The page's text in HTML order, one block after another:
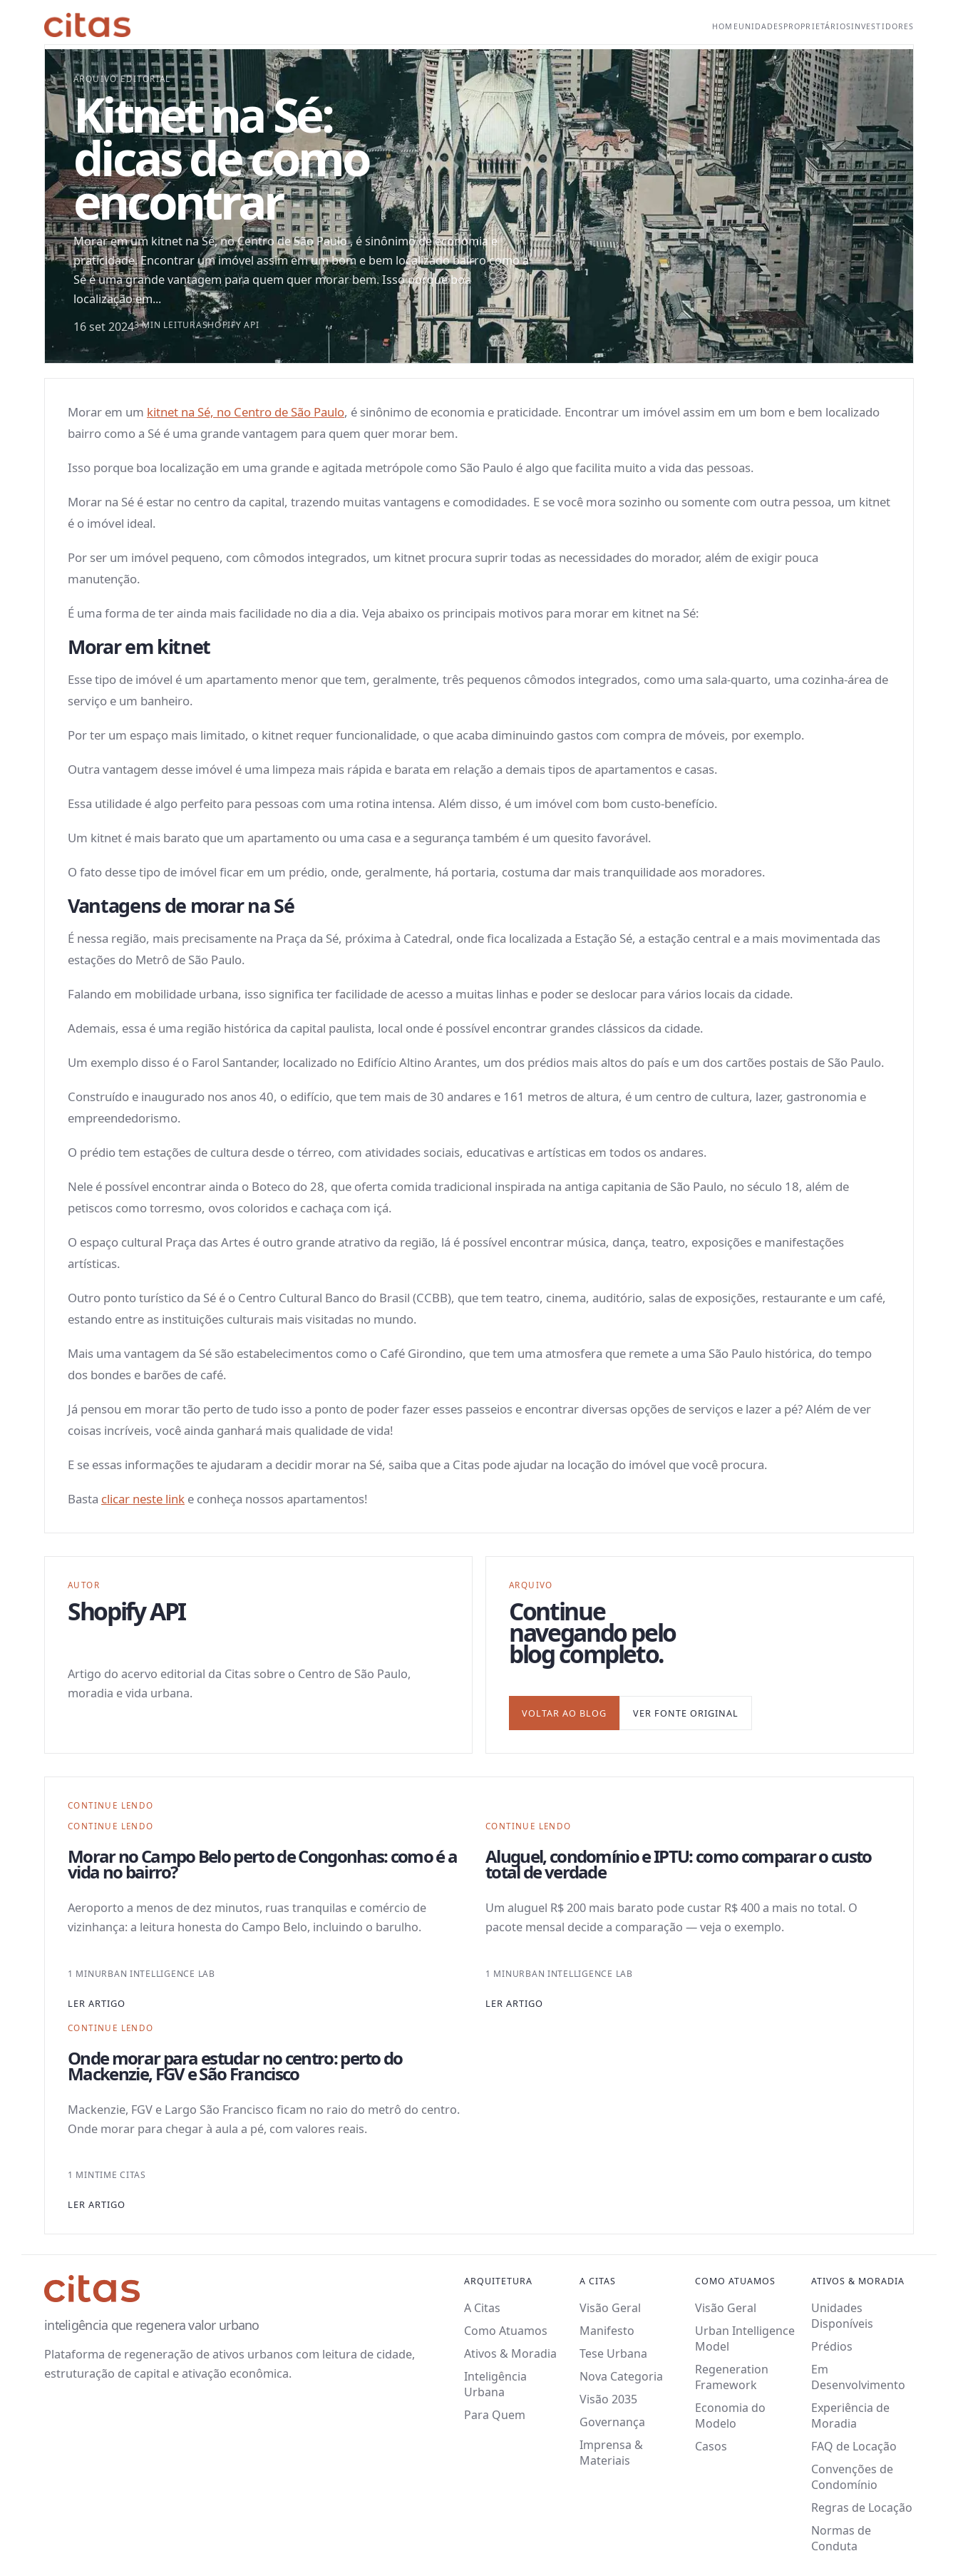
HOMEUNIDADESPROPRIETÁRIOSINVESTIDORES
ARQUIVO EDITORIAL
Kitnet na Sé:
dicas de como
encontrar
Morar em um kitnet na Sé, no Centro de São Paulo , é sinônimo de economia e
praticidade. Encontrar um imóvel assim em um bom e bem localizado bairro como a
Sé é uma grande vantagem para quem quer morar bem. Isso porque boa
localização em...
16 set 20243 MIN LEITURASHOPIFY API
Morar em um kitnet na Sé, no Centro de São Paulo, é sinônimo de economia e praticidade. Encontrar um imóvel assim em um bom e bem localizado
bairro como a Sé é uma grande vantagem para quem quer morar bem.
Isso porque boa localização em uma grande e agitada metrópole como São Paulo é algo que facilita muito a vida das pessoas.
Morar na Sé é estar no centro da capital, trazendo muitas vantagens e comodidades. E se você mora sozinho ou somente com outra pessoa, um kitnet
é o imóvel ideal.
Por ser um imóvel pequeno, com cômodos integrados, um kitnet procura suprir todas as necessidades do morador, além de exigir pouca
manutenção.
É uma forma de ter ainda mais facilidade no dia a dia. Veja abaixo os principais motivos para morar em kitnet na Sé:
Morar em kitnet
Esse tipo de imóvel é um apartamento menor que tem, geralmente, três pequenos cômodos integrados, como uma sala-quarto, uma cozinha-área de
serviço e um banheiro.
Por ter um espaço mais limitado, o kitnet requer funcionalidade, o que acaba diminuindo gastos com compra de móveis, por exemplo.
Outra vantagem desse imóvel é uma limpeza mais rápida e barata em relação a demais tipos de apartamentos e casas.
Essa utilidade é algo perfeito para pessoas com uma rotina intensa. Além disso, é um imóvel com bom custo-benefício.
Um kitnet é mais barato que um apartamento ou uma casa e a segurança também é um quesito favorável.
O fato desse tipo de imóvel ficar em um prédio, onde, geralmente, há portaria, costuma dar mais tranquilidade aos moradores.
Vantagens de morar na Sé
É nessa região, mais precisamente na Praça da Sé, próxima à Catedral, onde fica localizada a Estação Sé, a estação central e a mais movimentada das
estações do Metrô de São Paulo.
Falando em mobilidade urbana, isso significa ter facilidade de acesso a muitas linhas e poder se deslocar para vários locais da cidade.
Ademais, essa é uma região histórica da capital paulista, local onde é possível encontrar grandes clássicos da cidade.
Um exemplo disso é o Farol Santander, localizado no Edifício Altino Arantes, um dos prédios mais altos do país e um dos cartões postais de São Paulo.
Construído e inaugurado nos anos 40, o edifício, que tem mais de 30 andares e 161 metros de altura, é um centro de cultura, lazer, gastronomia e
empreendedorismo.
O prédio tem estações de cultura desde o térreo, com atividades sociais, educativas e artísticas em todos os andares.
Nele é possível encontrar ainda o Boteco do 28, que oferta comida tradicional inspirada na antiga capitania de São Paulo, no século 18, além de
petiscos como torresmo, ovos coloridos e cachaça com içá.
O espaço cultural Praça das Artes é outro grande atrativo da região, lá é possível encontrar música, dança, teatro, exposições e manifestações
artísticas.
Outro ponto turístico da Sé é o Centro Cultural Banco do Brasil (CCBB), que tem teatro, cinema, auditório, salas de exposições, restaurante e um café,
estando entre as instituições culturais mais visitadas no mundo.
Mais uma vantagem da Sé são estabelecimentos como o Café Girondino, que tem uma atmosfera que remete a uma São Paulo histórica, do tempo
dos bondes e barões de café.
Já pensou em morar tão perto de tudo isso a ponto de poder fazer esses passeios e encontrar diversas opções de serviços e lazer a pé? Além de ver
coisas incríveis, você ainda ganhará mais qualidade de vida!
E se essas informações te ajudaram a decidir morar na Sé, saiba que a Citas pode ajudar na locação do imóvel que você procura.
Basta clicar neste link e conheça nossos apartamentos!
AUTOR
Shopify API
Artigo do acervo editorial da Citas sobre o Centro de São Paulo,
moradia e vida urbana.
ARQUIVO
Continue
navegando pelo
blog completo.
VOLTAR AO BLOG VER FONTE ORIGINAL
CONTINUE LENDO
CONTINUE LENDO
Morar no Campo Belo perto de Congonhas: como é a
vida no bairro?
Aeroporto a menos de dez minutos, ruas tranquilas e comércio de
vizinhança: a leitura honesta do Campo Belo, incluindo o barulho.
1 MINURBAN INTELLIGENCE LAB
LER ARTIGO
CONTINUE LENDO
Aluguel, condomínio e IPTU: como comparar o custo
total de verdade
Um aluguel R$ 200 mais barato pode custar R$ 400 a mais no total. O
pacote mensal decide a comparação — veja o exemplo.
1 MINURBAN INTELLIGENCE LAB
LER ARTIGO
CONTINUE LENDO
Onde morar para estudar no centro: perto do
Mackenzie, FGV e São Francisco
Mackenzie, FGV e Largo São Francisco ficam no raio do metrô do centro.
Onde morar para chegar à aula a pé, com valores reais.
1 MINTIME CITAS
LER ARTIGO
inteligência que regenera valor urbano
Plataforma de regeneração de ativos urbanos com leitura de cidade,
estruturação de capital e ativação econômica.
ARQUITETURA
A Citas
Como Atuamos
Ativos & Moradia
Inteligência
Urbana
Para Quem
A CITAS
Visão Geral
Manifesto
Tese Urbana
Nova Categoria
Visão 2035
Governança
Imprensa &
Materiais
COMO ATUAMOS
Visão Geral
Urban Intelligence
Model
Regeneration
Framework
Economia do
Modelo
Casos
ATIVOS & MORADIA
Unidades
Disponíveis
Prédios
Em
Desenvolvimento
Experiência de
Moradia
FAQ de Locação
Convenções de
Condomínio
Regras de Locação
Normas de
Conduta